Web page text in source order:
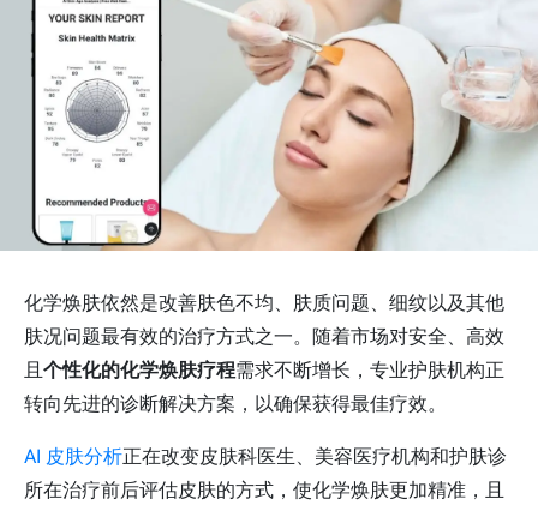
化学焕肤依然是改善肤色不均、肤质问题、细纹以及其他
肤况问题最有效的治疗方式之一。随着市场对安全、高效
且 个性化的化学焕肤疗程需求不断增长，专业护肤机构正
转向先进的诊断解决方案，以确保获得最佳疗效。
AI 皮肤分析正在改变皮肤科医生、美容医疗机构和护肤诊
所在治疗前后评估皮肤的方式，使化学焕肤更加精准，且